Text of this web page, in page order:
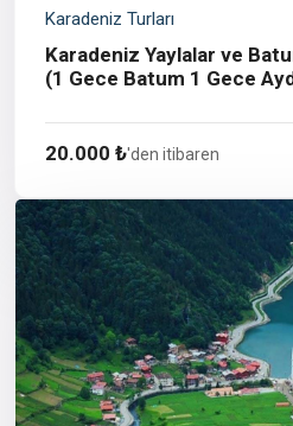
Karadeniz Turları
Karadeniz Yaylalar ve
(1 Gece Batum 1 Gece
20.000 ₺'den itibaren